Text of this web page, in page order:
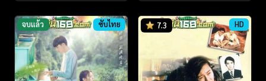
จบแล้ว ซับไทย 7.3 HD